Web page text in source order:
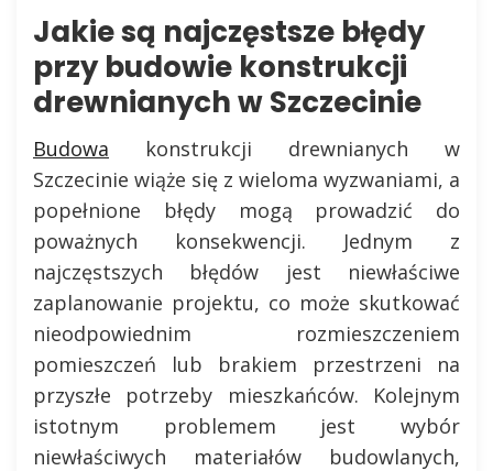
Jakie są najczęstsze błędy
przy budowie konstrukcji
drewnianych w Szczecinie
Budowa konstrukcji drewnianych w
Szczecinie wiąże się z wieloma wyzwaniami, a
popełnione błędy mogą prowadzić do
poważnych konsekwencji. Jednym z
najczęstszych błędów jest niewłaściwe
zaplanowanie projektu, co może skutkować
nieodpowiednim rozmieszczeniem
pomieszczeń lub brakiem przestrzeni na
przyszłe potrzeby mieszkańców. Kolejnym
istotnym problemem jest wybór
niewłaściwych materiałów budowlanych,